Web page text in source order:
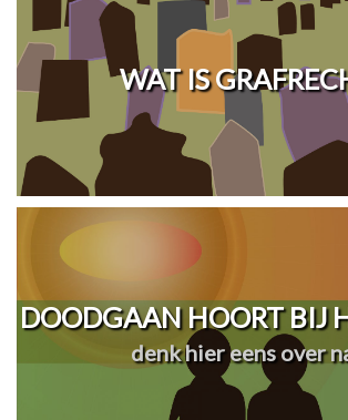
WAT IS
DOODGAAN HOORT BIJ
denk hier eens over